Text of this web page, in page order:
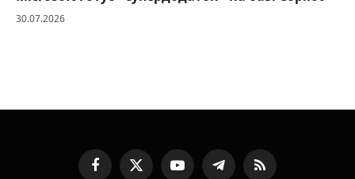
30.07.2026
FacebookX YouTube TelegramRSS